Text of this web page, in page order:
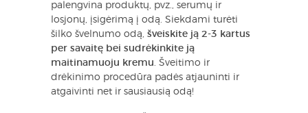
palengvina produktų, pvz., serumų ir
losjonų, įsigėrimą į odą. Siekdami turėti
šilko švelnumo odą, šveiskite ją 2-3 kartus
per savaitę bei sudrėkinkite ją
maitinamuoju kremu. Šveitimo ir
drėkinimo procedūra padės atjauninti ir
atgaivinti net ir sausiausią odą!